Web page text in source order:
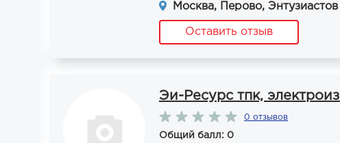
Москва, Перово,
Оставить отзыв
Эи-Ресурс тпк,
0 отзывов
Общий балл: 0